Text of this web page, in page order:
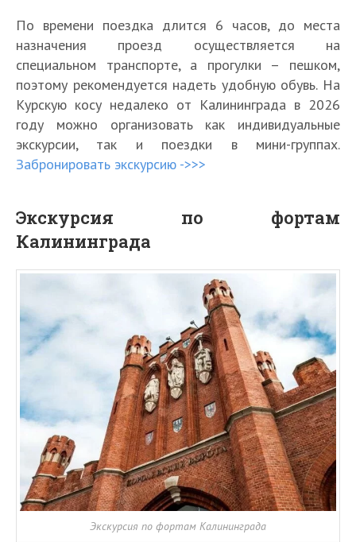
По времени поездка длится 6 часов, до места
назначения проезд осуществляется на
специальном транспорте, а прогулки – пешком,
поэтому рекомендуется надеть удобную обувь. На
Курскую косу недалеко от Калининграда в 2026
году можно организовать как индивидуальные
экскурсии, так и поездки в мини-группах.
Забронировать экскурсию ->>>
Экскурсия по фортам
Калининграда
Экскурсия по фортам Калининграда